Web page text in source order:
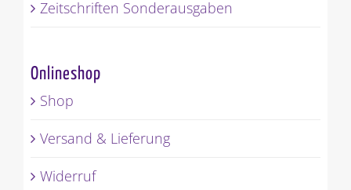
Zeitschriften Sonderausgaben
Onlineshop
Shop
Versand & Lieferung
Widerruf